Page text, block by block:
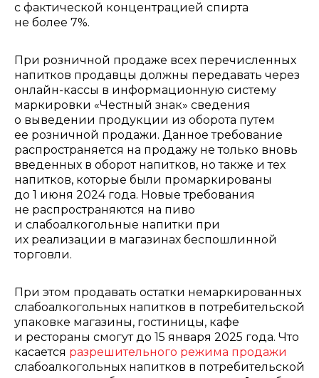
с фактической концентрацией спирта
не более 7%.
При розничной продаже всех перечисленных
напитков продавцы должны передавать через
онлайн-кассы в информационную систему
маркировки «Честный знак» сведения
о выведении продукции из оборота путем
ее розничной продажи. Данное требование
распространяется на продажу не только вновь
введенных в оборот напитков, но также и тех
напитков, которые были промаркированы
до 1 июня 2024 года. Новые требования
не распространяются на пиво
и слабоалкогольные напитки при
их реализации в магазинах беспошлинной
торговли.
При этом продавать остатки немаркированных
слабоалкогольных напитков в потребительской
упаковке магазины, гостиницы, кафе
и рестораны смогут до 15 января 2025 года. Что
касается разрешительного режима продажи
слабоалкогольных напитков в потребительской